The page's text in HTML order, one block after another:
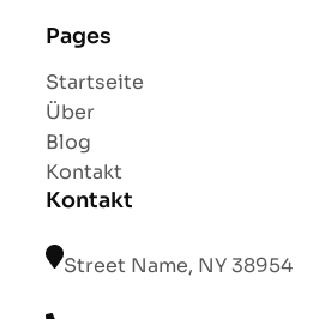
Pages
Startseite
Über
Blog
Kontakt
Kontakt
Street Name, NY 38954